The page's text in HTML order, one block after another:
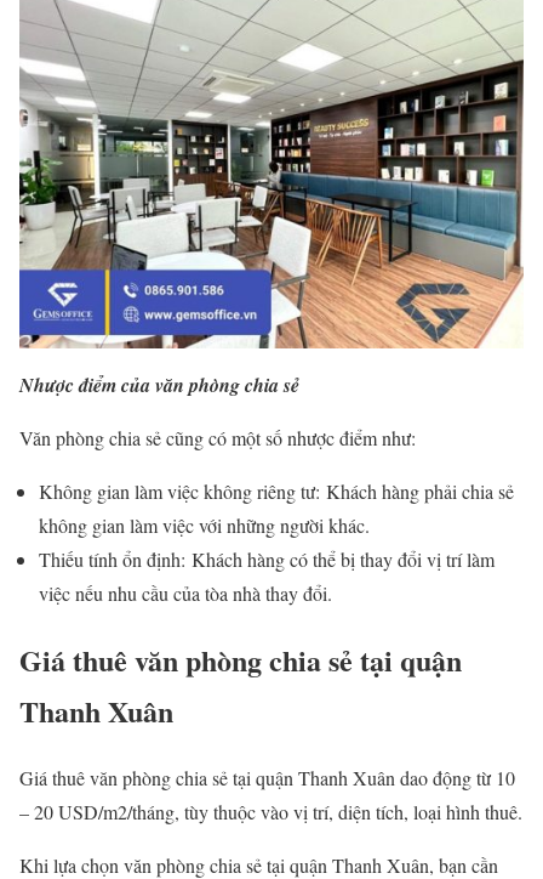
Nhược điểm của văn phòng chia sẻ
Văn phòng chia sẻ cũng có một số nhược điểm như:
Không gian làm việc không riêng tư: Khách hàng phải chia sẻ
không gian làm việc với những người khác.
Thiếu tính ổn định: Khách hàng có thể bị thay đổi vị trí làm
việc nếu nhu cầu của tòa nhà thay đổi.
Giá thuê văn phòng chia sẻ tại quận
Thanh Xuân
Giá thuê văn phòng chia sẻ tại quận Thanh Xuân dao động từ 10
– 20 USD/m2/tháng, tùy thuộc vào vị trí, diện tích, loại hình thuê.
Khi lựa chọn văn phòng chia sẻ tại quận Thanh Xuân, bạn cần